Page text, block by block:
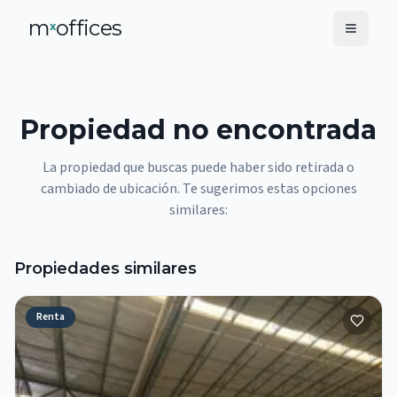
mxoffices
Propiedad no encontrada
La propiedad que buscas puede haber sido retirada o
cambiado de ubicación. Te sugerimos estas opciones
similares:
Propiedades similares
Renta